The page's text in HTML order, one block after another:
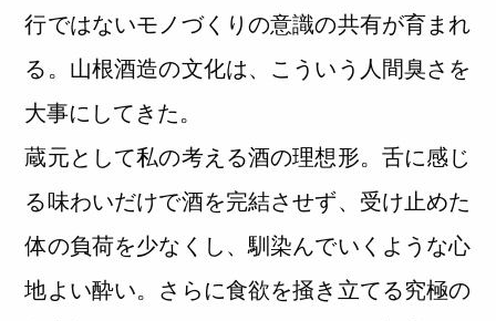
行ではないモノづくりの意識の共有が育まれ
る。山根酒造の文化は、こういう人間臭さを
大事にしてきた。
蔵元として私の考える酒の理想形。舌に感じ
る味わいだけで酒を完結させず、受け止めた
体の負荷を少なくし、馴染んでいくような心
地よい酔い。さらに食欲を掻き立てる究極の